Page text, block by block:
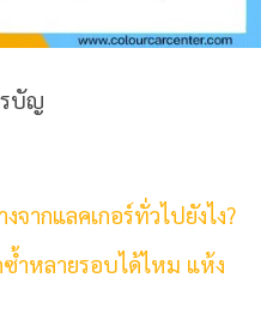
บัญ
จากแลคเกอร์ทั่วไปยังไง?
ซ้ำหลายรอบได้ไหม แห้ง